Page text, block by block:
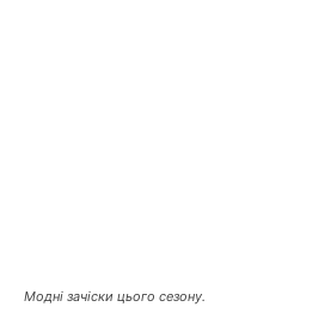
Модні зачіски цього сезону.